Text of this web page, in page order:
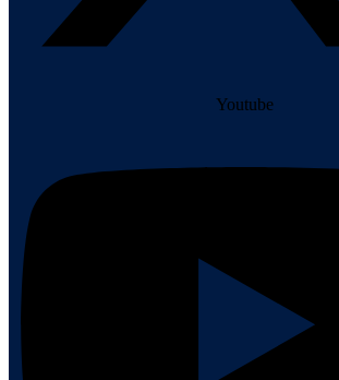
Youtube